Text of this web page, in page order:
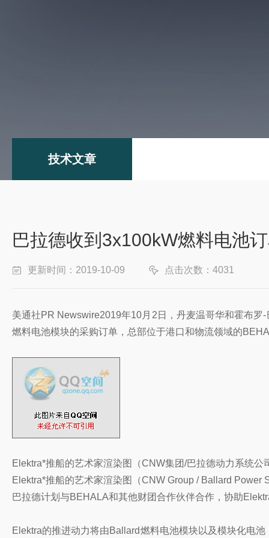
技术文章
巴拉德收到3x100kW燃料电池
更新时间：2019-10-09 点击次数：4031
美通社PR Newswire2019年10月2日，丹麦温哥华和霍布
燃料电池模块的采购订单，总部位于港口和物流领域的
Elektra*推船的艺术家渲染图（CNW集团/巴拉德动力系统公
Elektra*推船的艺术家渲染图（CNW Group / Ballard Power
巴拉德计划与BEHALA和其他财团合作伙伴合作，协助
Elektra的推进动力将由Ballard燃料电池模块以及模块化电